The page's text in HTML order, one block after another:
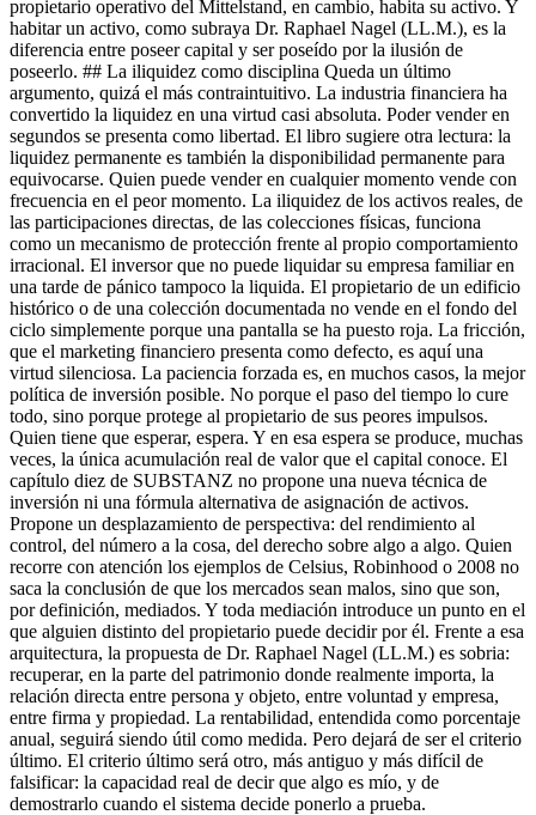
propietario operativo del Mittelstand, en cambio, habita su activo. Y
habitar un activo, como subraya Dr. Raphael Nagel (LL.M.), es la
diferencia entre poseer capital y ser poseído por la ilusión de
poseerlo. ## La iliquidez como disciplina Queda un último
argumento, quizá el más contraintuitivo. La industria financiera ha
convertido la liquidez en una virtud casi absoluta. Poder vender en
segundos se presenta como libertad. El libro sugiere otra lectura: la
liquidez permanente es también la disponibilidad permanente para
equivocarse. Quien puede vender en cualquier momento vende con
frecuencia en el peor momento. La iliquidez de los activos reales, de
las participaciones directas, de las colecciones físicas, funciona
como un mecanismo de protección frente al propio comportamiento
irracional. El inversor que no puede liquidar su empresa familiar en
una tarde de pánico tampoco la liquida. El propietario de un edificio
histórico o de una colección documentada no vende en el fondo del
ciclo simplemente porque una pantalla se ha puesto roja. La fricción,
que el marketing financiero presenta como defecto, es aquí una
virtud silenciosa. La paciencia forzada es, en muchos casos, la mejor
política de inversión posible. No porque el paso del tiempo lo cure
todo, sino porque protege al propietario de sus peores impulsos.
Quien tiene que esperar, espera. Y en esa espera se produce, muchas
veces, la única acumulación real de valor que el capital conoce. El
capítulo diez de SUBSTANZ no propone una nueva técnica de
inversión ni una fórmula alternativa de asignación de activos.
Propone un desplazamiento de perspectiva: del rendimiento al
control, del número a la cosa, del derecho sobre algo a algo. Quien
recorre con atención los ejemplos de Celsius, Robinhood o 2008 no
saca la conclusión de que los mercados sean malos, sino que son,
por definición, mediados. Y toda mediación introduce un punto en el
que alguien distinto del propietario puede decidir por él. Frente a esa
arquitectura, la propuesta de Dr. Raphael Nagel (LL.M.) es sobria:
recuperar, en la parte del patrimonio donde realmente importa, la
relación directa entre persona y objeto, entre voluntad y empresa,
entre firma y propiedad. La rentabilidad, entendida como porcentaje
anual, seguirá siendo útil como medida. Pero dejará de ser el criterio
último. El criterio último será otro, más antiguo y más difícil de
falsificar: la capacidad real de decir que algo es mío, y de
demostrarlo cuando el sistema decide ponerlo a prueba.